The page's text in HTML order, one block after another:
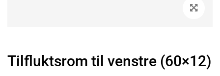
Tilfluktsrom til venstre (60×12)